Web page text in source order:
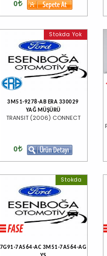
0
Stokda Yok
3M51-9278-AB ERA 330029
YAĞ MÜŞÜRÜ
TRANSIT (2006) CONNECT
0
Stokda
7G91-7A564-AC 3M51-7A564-AG